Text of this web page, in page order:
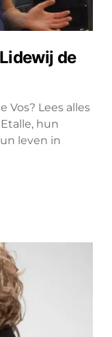
de
Vos? Lees alles
hun
leven in